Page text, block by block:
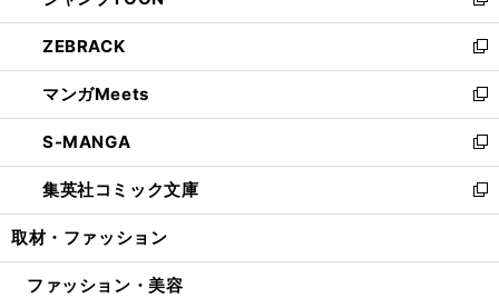
開
く
ウ
で
開
く
ン
ド
ウ
で
開
く
ウ
ィ
ン
ド
ウ
で
開
く
し
い
ウ
ィ
ン
ド
ウ
で
開
ZEBRACK
新
し
い
ウ
ィ
ン
ド
ウ
開
マンガMeets
新
し
い
ウ
ィ
ン
ウ
S-MANGA
新
し
い
ウ
ン
集英社コミック文庫
新
し
ウ
取材・ファッション
ファッション・美容